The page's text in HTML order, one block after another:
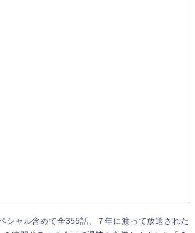
シャル含めて全355話、７年に渡って放送された